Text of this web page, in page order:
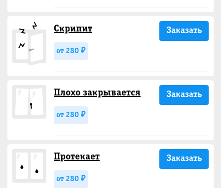
Скрипит
от 280 ₽
Заказать
Плохо закрывается
от 280 ₽
Заказать
Протекает
от 280 ₽
Заказать